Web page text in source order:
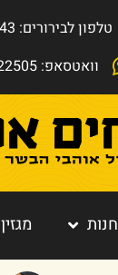
טלפון לבירורים: 03-6878643
וואטסאפ: 050-5222505
חנות מגזין